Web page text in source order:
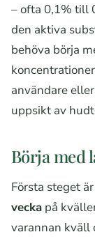
– ofta 0,1% till
den aktiva
behöva börja
användare
uppsikt av
Börja med
Första steget
vecka på
varannan kväll